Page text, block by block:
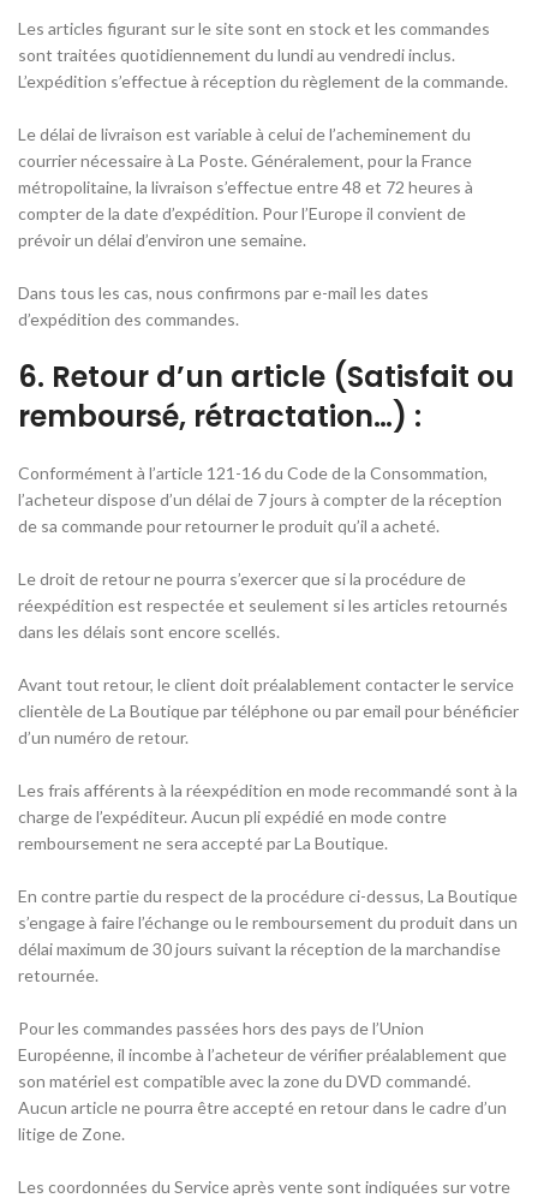
Les articles figurant sur le site sont en stock et les commandes
sont traitées quotidiennement du lundi au vendredi inclus.
L’expédition s’effectue à réception du règlement de la commande.
Le délai de livraison est variable à celui de l’acheminement du
courrier nécessaire à La Poste. Généralement, pour la France
métropolitaine, la livraison s’effectue entre 48 et 72 heures à
compter de la date d’expédition. Pour l’Europe il convient de
prévoir un délai d’environ une semaine.
Dans tous les cas, nous confirmons par e-mail les dates
d’expédition des commandes.
6. Retour d’un article (Satisfait ou
remboursé, rétractation…) :
Conformément à l’article 121-16 du Code de la Consommation,
l’acheteur dispose d’un délai de 7 jours à compter de la réception
de sa commande pour retourner le produit qu’il a acheté.
Le droit de retour ne pourra s’exercer que si la procédure de
réexpédition est respectée et seulement si les articles retournés
dans les délais sont encore scellés.
Avant tout retour, le client doit préalablement contacter le service
clientèle de La Boutique par téléphone ou par email pour bénéficier
d’un numéro de retour.
Les frais afférents à la réexpédition en mode recommandé sont à la
charge de l’expéditeur. Aucun pli expédié en mode contre
remboursement ne sera accepté par La Boutique.
En contre partie du respect de la procédure ci-dessus, La Boutique
s’engage à faire l’échange ou le remboursement du produit dans un
délai maximum de 30 jours suivant la réception de la marchandise
retournée.
Pour les commandes passées hors des pays de l’Union
Européenne, il incombe à l’acheteur de vérifier préalablement que
son matériel est compatible avec la zone du DVD commandé.
Aucun article ne pourra être accepté en retour dans le cadre d’un
litige de Zone.
Les coordonnées du Service après vente sont indiquées sur votre